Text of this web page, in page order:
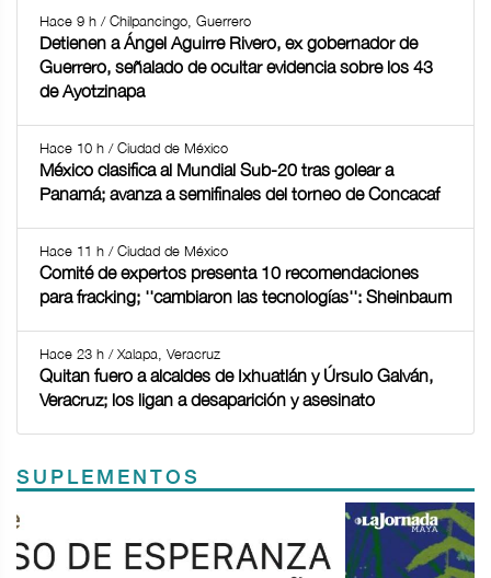
Hace 9 h / Chilpancingo, Guerrero
Detienen a Ángel Aguirre Rivero, ex gobernador de
Guerrero, señalado de ocultar evidencia sobre los 43
de Ayotzinapa
Hace 10 h / Ciudad de México
México clasifica al Mundial Sub-20 tras golear a
Panamá; avanza a semifinales del torneo de Concacaf
Hace 11 h / Ciudad de México
Comité de expertos presenta 10 recomendaciones
para fracking; ''cambiaron las tecnologías'': Sheinbaum
Hace 23 h / Xalapa, Veracruz
Quitan fuero a alcaldes de Ixhuatlán y Úrsulo Galván,
Veracruz; los ligan a desaparición y asesinato
SUPLEMENTOS